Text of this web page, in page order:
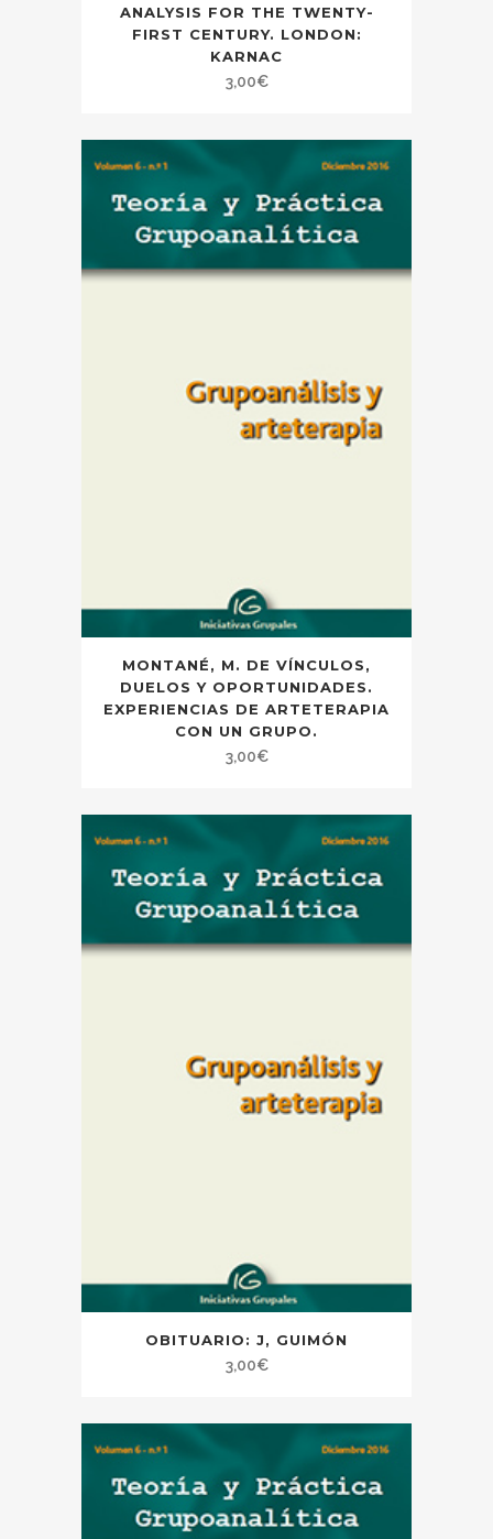
ANALYSIS FOR THE TWENTY-
FIRST CENTURY. LONDON:
KARNAC
3,00€
MONTANÉ, M. DE VÍNCULOS,
DUELOS Y OPORTUNIDADES.
EXPERIENCIAS DE ARTETERAPIA
CON UN GRUPO.
3,00€
OBITUARIO: J, GUIMÓN
3,00€